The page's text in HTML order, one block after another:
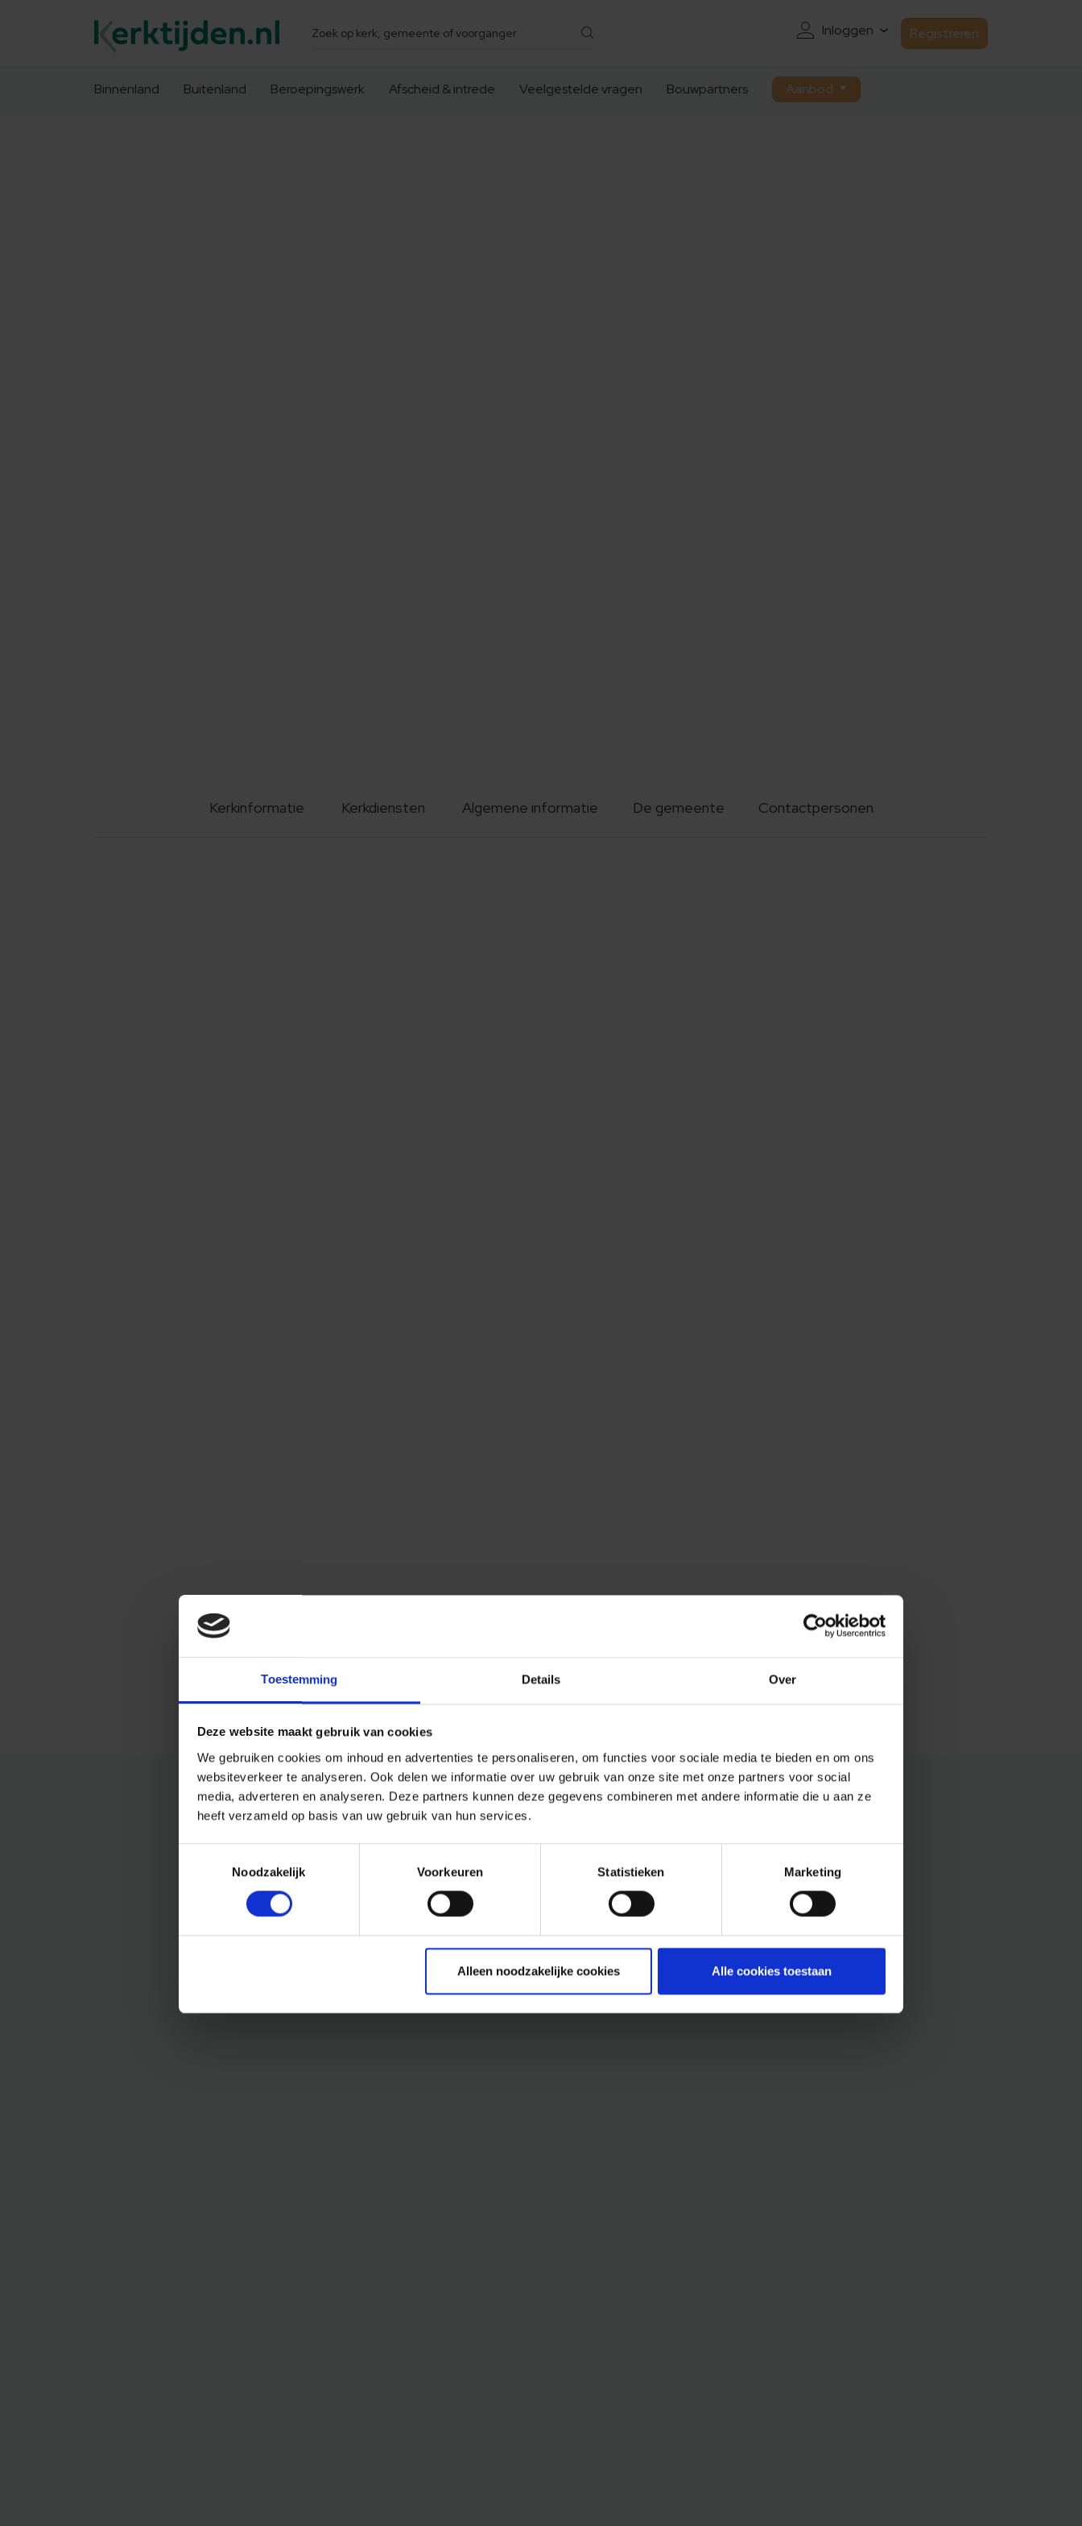
Toestemming Details Over
Deze website maakt gebruik van cookies
We gebruiken cookies om inhoud en advertenties te personaliseren, om functies voor sociale media te bieden en om ons
websiteverkeer te analyseren. Ook delen we informatie over uw gebruik van onze site met onze partners voor social
media, adverteren en analyseren. Deze partners kunnen deze gegevens combineren met andere informatie die u aan ze
heeft verzameld op basis van uw gebruik van hun services.
Noodzakelijk
Voorkeuren Statistieken Marketing
Alleen noodzakelijke cookies Alle cookies toestaan
Zoeken Inloggen Registreren
Binnenland Buitenland Beroepingswerk Afscheid & intrede Veelgestelde vragen Bouwpartners Aanbod
Kerkinformatie Kerkdiensten Algemene informatie De gemeente Contactpersonen